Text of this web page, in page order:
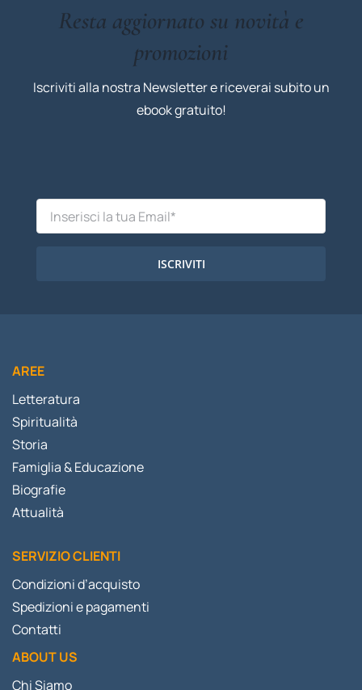
Resta aggiornato su novità e
promozioni
Iscriviti alla nostra Newsletter e riceverai subito un
ebook gratuito!
ISCRIVITI
AREE
Letteratura
Spiritualità
Storia
Famiglia & Educazione
Biografie
Attualità
SERVIZIO CLIENTI
Condizioni d’acquisto
Spedizioni e pagamenti
Contatti
ABOUT US
Chi Siamo